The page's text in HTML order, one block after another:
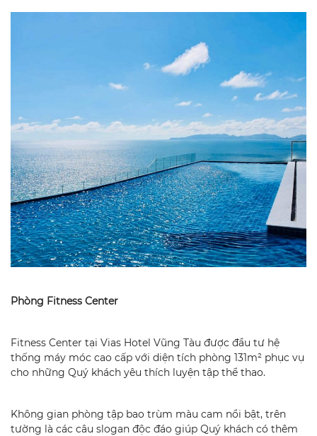
Phòng Fitness Center
Fitness Center tại Vias Hotel Vũng Tàu được đầu tư hệ
thống máy móc cao cấp với diện tích phòng 131m² phục vụ
cho những Quý khách yêu thích luyện tập thể thao.
Không gian phòng tập bao trùm màu cam nổi bật, trên
tường là các câu slogan độc đáo giúp Quý khách có thêm